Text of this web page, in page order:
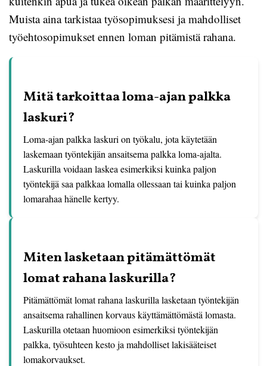
Muista aina tarkistaa työsopimuksesi ja mahdolliset
työehtosopimukset ennen loman pitämistä rahana.
Mitä tarkoittaa loma-ajan palkka
laskuri?
Loma-ajan palkka laskuri on työkalu, jota käytetään
laskemaan työntekijän ansaitsema palkka loma-ajalta.
Laskurilla voidaan laskea esimerkiksi kuinka paljon
työntekijä saa palkkaa lomalla ollessaan tai kuinka paljon
lomarahaa hänelle kertyy.
Miten lasketaan pitämättömät
lomat rahana laskurilla?
Pitämättömät lomat rahana laskurilla lasketaan työntekijän
ansaitsema rahallinen korvaus käyttämättömästä lomasta.
Laskurilla otetaan huomioon esimerkiksi työntekijän
palkka, työsuhteen kesto ja mahdolliset lakisääteiset
lomakorvaukset.